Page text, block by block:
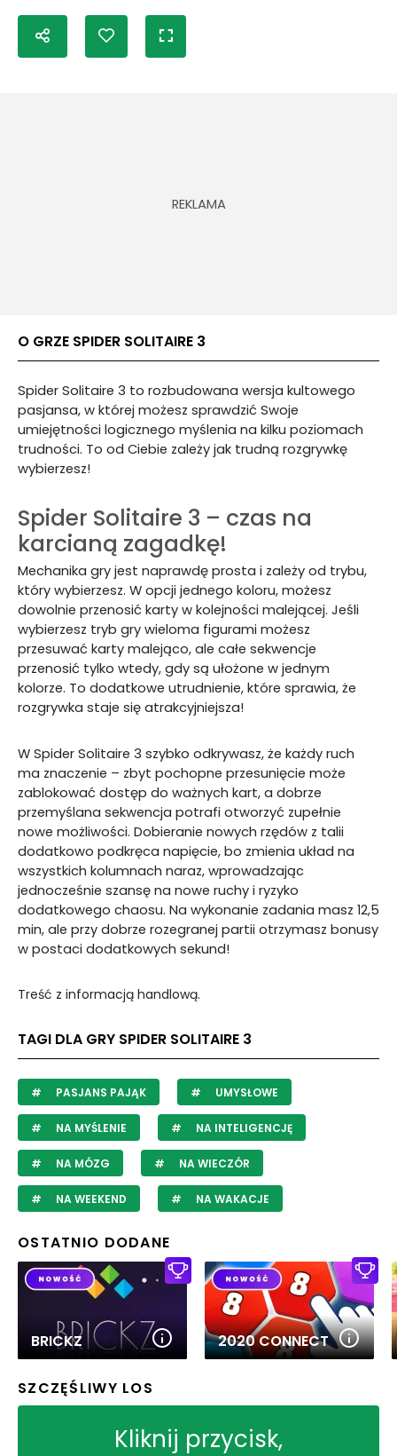
O GRZE SPIDER SOLITAIRE 3
Spider Solitaire 3 to rozbudowana wersja kultowego
pasjansa, w której możesz sprawdzić Swoje
umiejętności logicznego myślenia na kilku poziomach
trudności. To od Ciebie zależy jak trudną rozgrywkę
wybierzesz!
Spider Solitaire 3 – czas na
karcianą zagadkę!
Mechanika gry jest naprawdę prosta i zależy od trybu,
który wybierzesz. W opcji jednego koloru, możesz
dowolnie przenosić karty w kolejności malejącej. Jeśli
wybierzesz tryb gry wieloma figurami możesz
przesuwać karty malejąco, ale całe sekwencje
przenosić tylko wtedy, gdy są ułożone w jednym
kolorze. To dodatkowe utrudnienie, które sprawia, że
rozgrywka staje się atrakcyjniejsza!
W Spider Solitaire 3 szybko odkrywasz, że każdy ruch
ma znaczenie – zbyt pochopne przesunięcie może
zablokować dostęp do ważnych kart, a dobrze
przemyślana sekwencja potrafi otworzyć zupełnie
nowe możliwości. Dobieranie nowych rzędów z talii
dodatkowo podkręca napięcie, bo zmienia układ na
wszystkich kolumnach naraz, wprowadzając
jednocześnie szansę na nowe ruchy i ryzyko
dodatkowego chaosu. Na wykonanie zadania masz 12,5
min, ale przy dobrze rozegranej partii otrzymasz bonusy
w postaci dodatkowych sekund!
Treść z informacją handlową.
TAGI DLA GRY SPIDER SOLITAIRE 3
PASJANS PAJĄK UMYSŁOWE
NA MYŚLENIE NA INTELIGENCJĘ
NA MÓZG NA WIECZÓR
NA WEEKEND NA WAKACJE
OSTATNIO DODANE
BRICKZ 2020 CONNECT
SZCZĘŚLIWY LOS
Kliknij przycisk,